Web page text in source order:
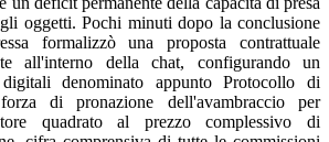
oggetti. Pochi minuti dopo la conclusione
formalizzò una proposta contrattuale
all'interno della chat, configurando un
denominato appunto Protocollo di
di pronazione dell'avambraccio per
quadrato al prezzo complessivo di